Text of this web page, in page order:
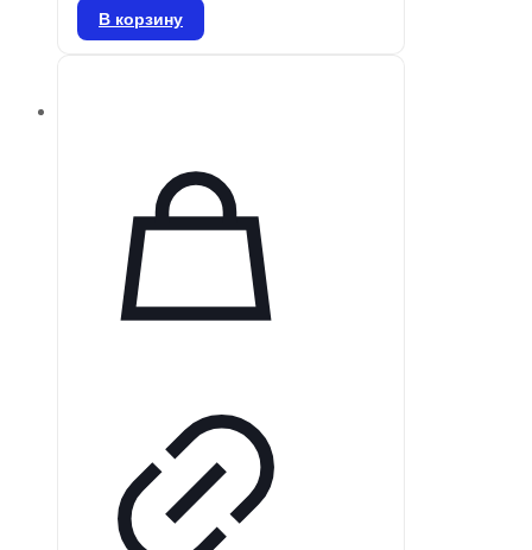
современных клиник, оснащен
обеспечивает надежную
вентиляцию для разнообразных
пациентов и поддерживает
мобильность, удовлетворяя их
респираторные потребности.
В корзину